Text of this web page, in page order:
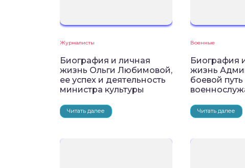
Журналисты
Биография и личная
жизнь Ольги Любимовой,
ее успех и деятельность
министра культуры
Читать далее
Военные
Биография
жизнь
боевой путь
Читать далее